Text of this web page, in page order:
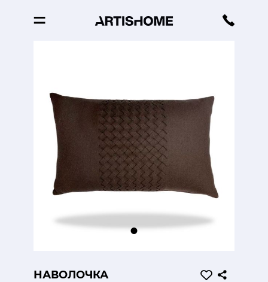
НАВОЛОЧКА